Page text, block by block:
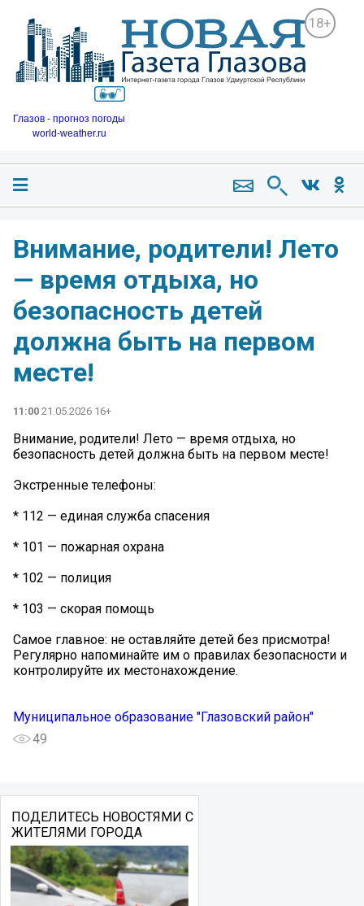
18+
Глазов - прогноз погоды
world-weather.ru
Внимание, родители! Лето
— время отдыха, но
безопасность детей
должна быть на первом
месте!
11:00 21.05.2026 16+
Внимание, родители! Лето — время отдыха, но
безопасность детей должна быть на первом месте!
Экстренные телефоны:
* 112 — единая служба спасения
* 101 — пожарная охрана
* 102 — полиция
* 103 — скорая помощь
Самое главное: не оставляйте детей без присмотра!
Регулярно напоминайте им о правилах безопасности и
контролируйте их местонахождение.
Муниципальное образование "Глазовский район"
49
ПОДЕЛИТЕСЬ НОВОСТЯМИ С
ЖИТЕЛЯМИ ГОРОДА